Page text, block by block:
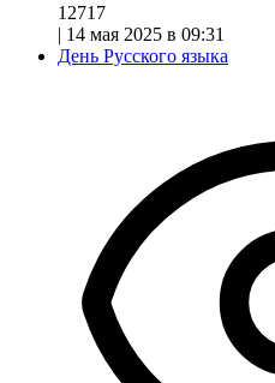
12717
| 14 мая 2025 в 09:31
День Русского языка